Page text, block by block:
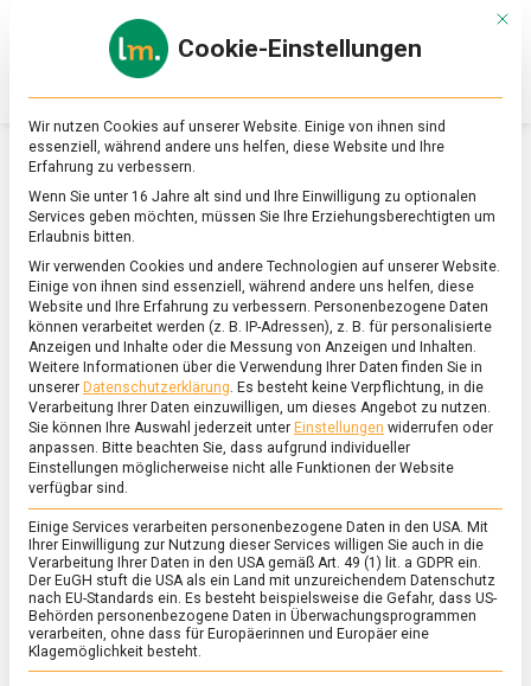
Online-
Magazin
zu
&
Ernährung
SCHLAGWORT:VEGANER KÄSE
ERNÄHRUNG & GESUNDHEIT /FEATURED
Echter Käse ohne Muh?
2. Dezember 2022
Echter
Mit
Cookie-Einstellungen
Wir nutzen Cookies auf unserer Website. Einige von ihnen sind
essenziell, während andere uns helfen, diese Website und Ihre
Erfahrung zu verbessern.
Wenn Sie unter 16 Jahre alt sind und Ihre Einwilligung zu optionalen
Services geben möchten, müssen Sie Ihre Erziehungsberechtigten um
Erlaubnis bitten.
Wir verwenden Cookies und andere Technologien auf unserer Website.
Einige von ihnen sind essenziell, während andere uns helfen, diese
Website und Ihre Erfahrung zu verbessern. Personenbezogene Daten
können verarbeitet werden (z. B. IP-Adressen), z. B. für personalisierte
Anzeigen und Inhalte oder die Messung von Anzeigen und Inhalten.
Weitere Informationen über die Verwendung Ihrer Daten finden Sie in
unserer Datenschutzerklärung. Es besteht keine Verpflichtung, in die
Verarbeitung Ihrer Daten einzuwilligen, um dieses Angebot zu nutzen.
Sie können Ihre Auswahl jederzeit unter Einstellungen widerrufen oder
anpassen. Bitte beachten Sie, dass aufgrund individueller
Einstellungen möglicherweise nicht alle Funktionen der Website
verfügbar sind.
Einige Services verarbeiten personenbezogene Daten in den USA. Mit
Ihrer Einwilligung zur Nutzung dieser Services willigen Sie auch in die
Verarbeitung Ihrer Daten in den USA gemäß Art. 49 (1) lit. a GDPR ein.
Der EuGH stuft die USA als ein Land mit unzureichendem Datenschutz
nach EU-Standards ein. Es besteht beispielsweise die Gefahr, dass US-
Behörden personenbezogene Daten in Überwachungsprogrammen
verarbeiten, ohne dass für Europäerinnen und Europäer eine
Klagemöglichkeit besteht.